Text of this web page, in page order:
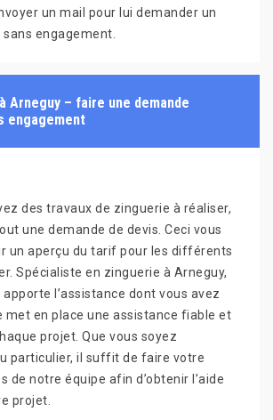
un mail pour lui demander un
engagement.
Arneguy – faire une demande
engagement
des travaux de zinguerie à réaliser,
une demande de devis. Ceci vous
un aperçu du tarif pour les différents
Spécialiste en zinguerie à Arneguy,
l’assistance dont vous avez
met en place une assistance fiable et
projet. Que vous soyez
particulier, il suffit de faire votre
de notre équipe afin d’obtenir l’aide
projet.